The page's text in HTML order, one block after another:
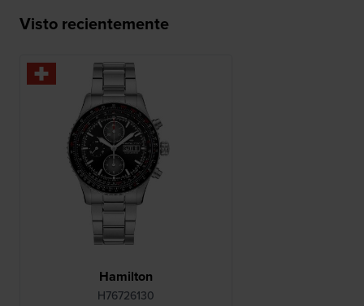
Visto recientemente
Hamilton
H76726130